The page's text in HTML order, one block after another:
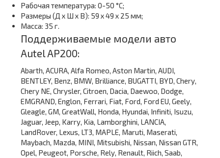
Рабочая температура: 0-50 °С;
Размеры (Д х Ш х В): 59 х 49 х 25 мм;
Масса: 35 г.
Поддерживаемые модели авто
Autel AP200:
Abarth, ACURA, Alfa Romeo, Aston Martin, AUDI,
BENTLEY, Benz, BMW, Brilliance, BUGATTI, BYD, Chery,
Chery NE, Chrysler, Citroen, Dacia, Daewoo, Dodge,
EMGRAND, Englon, Ferrari, Fiat, Ford, Ford EU, Geely,
Gleagle, GM, GreatWall, Honda, Hyundai, Infiniti, Isuzu,
Jaguar, Jeep, Karry, Kia, Lamborghini, LANCIA,
LandRover, Lexus, LT3, MAPLE, Maruti, Maserati,
Maybach, Mazda, MINI, Mitsubishi, Nissan, Nissan GTR,
Opel, Peugeot, Porsche, Rely, Renault, Riich, Saab,